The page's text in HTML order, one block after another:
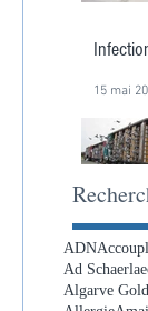
15 mai
ADN
Ad
Algarve